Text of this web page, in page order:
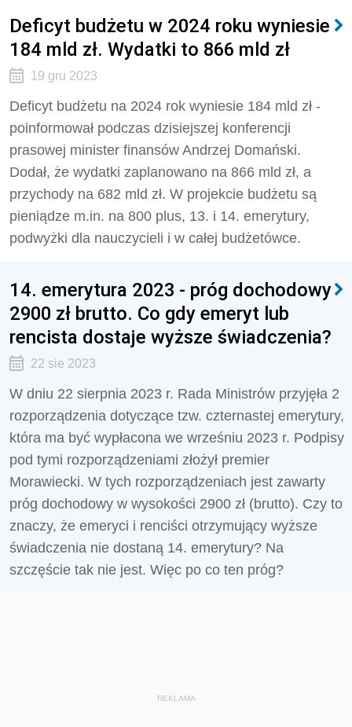
Deficyt budżetu w 2024 roku wyniesie
184 mld zł. Wydatki to 866 mld zł
19 gru 2023
Deficyt budżetu na 2024 rok wyniesie 184 mld zł -
poinformował podczas dzisiejszej konferencji
prasowej minister finansów Andrzej Domański.
Dodał, że wydatki zaplanowano na 866 mld zł, a
przychody na 682 mld zł. W projekcie budżetu są
pieniądze m.in. na 800 plus, 13. i 14. emerytury,
podwyżki dla nauczycieli i w całej budżetówce.
14. emerytura 2023 - próg dochodowy
2900 zł brutto. Co gdy emeryt lub
rencista dostaje wyższe świadczenia?
22 sie 2023
W dniu 22 sierpnia 2023 r. Rada Ministrów przyjęła 2
rozporządzenia dotyczące tzw. czternastej emerytury,
która ma być wypłacona we wrześniu 2023 r. Podpisy
pod tymi rozporządzeniami złożył premier
Morawiecki. W tych rozporządzeniach jest zawarty
próg dochodowy w wysokości 2900 zł (brutto). Czy to
znaczy, że emeryci i renciści otrzymujący wyższe
świadczenia nie dostaną 14. emerytury? Na
szczęście tak nie jest. Więc po co ten próg?
REKLAMA